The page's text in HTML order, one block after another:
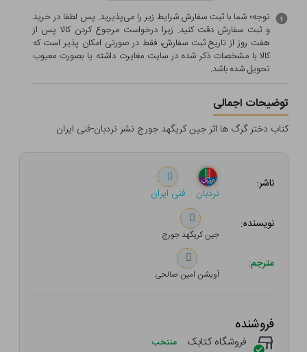
توجه؛ شما با ثبت سفارش شرایط زیر را می‌پذیرید. پس لطفا در خرید
و ثبت سفارش دقت کنید. زیرا درخواست مرجوع کردن کالا پس از
هفت روز از تاریخ ثبت سفارش، فقط در صورتی امکان پذیر است که
کالا با مشخصات ذکر شده در سایت مغایرت داشته یا بصورت معيوب
تحویل شده باشد.
توضیحات اجمالی
کتاب دختر گرگ ها اثر جین کریگهد جورج نشر نردبان-فنی ایران
ناشر:
نردبان
فنی ایران
نویسنده:
جین کریگهد جورج
مترجم:
آویشن امین صالحی
فروشنده
فروشگاه کتابک منتخب